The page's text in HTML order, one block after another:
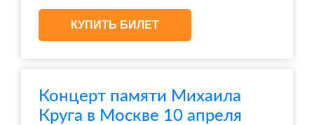
КУПИТЬ БИЛЕТ
Концерт памяти Михаила
Круга в Москве 10 апреля